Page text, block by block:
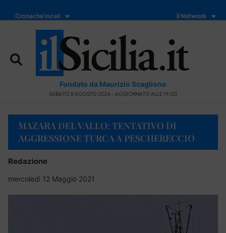
Cronache locali Il Network
Fondato da Maurizio Scaglione
SABATO 8 AGOSTO 2026 - AGGIORNATO ALLE 19:00
MAZARA DEL VALLO: TENTATIVO DI
AGGRESSIONE TURCA A PESCHERECCIO
Redazione
mercoledì 12 Maggio 2021